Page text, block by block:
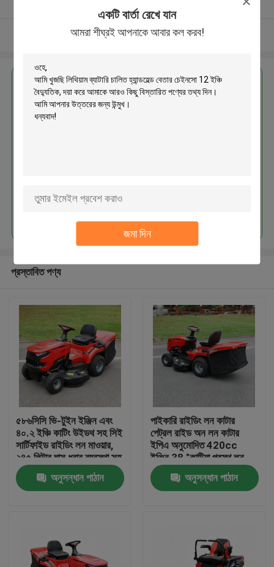
একটি বার্তা রেখে যান
আমরা শীঘ্রই আপনাকে আবার কল করব!
জমা দিন
বাড়ি
ভিডিও
আরো দেখুন
এর সেরা মূল্য পান
প্রস্তাবিত পণ্য
৫৮৬সিসি ভি-টুইন ইঞ্জিন এবং
৪০.২ ইঞ্চি কাটিং উইডথ সহ সিই
সার্টিফাইড রাইডিং লন মাওয়ার,
২৪৫ লিটার ঘাস ধরার ব্যবস্থা সহ
অনুসন্ধান পাঠান
পাইকারি রাইডিং লন কাটার
পেট্রল রাইড অন লন কাটার
ইপিএ অনুমোদিত 420cc
ইঞ্জিন 38 "কাটিয়া প্রস্থ লন
ট্র্যাক্টর OEM সমর্থন
অনুসন্ধান পাঠান